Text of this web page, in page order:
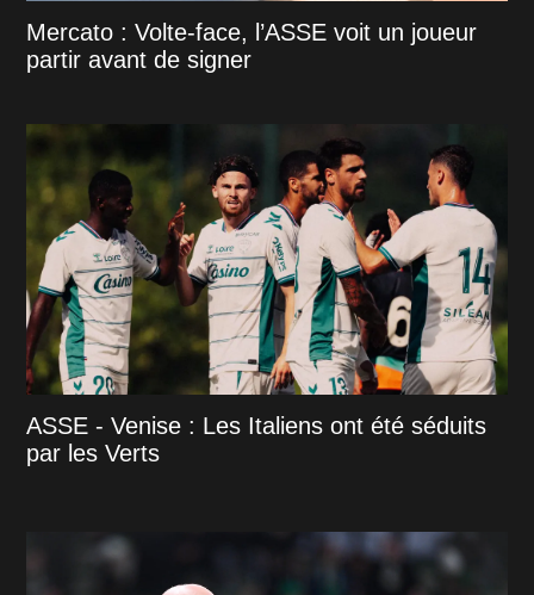
Mercato : Volte-face, l’ASSE voit un joueur
partir avant de signer
ASSE - Venise : Les Italiens ont été séduits
par les Verts